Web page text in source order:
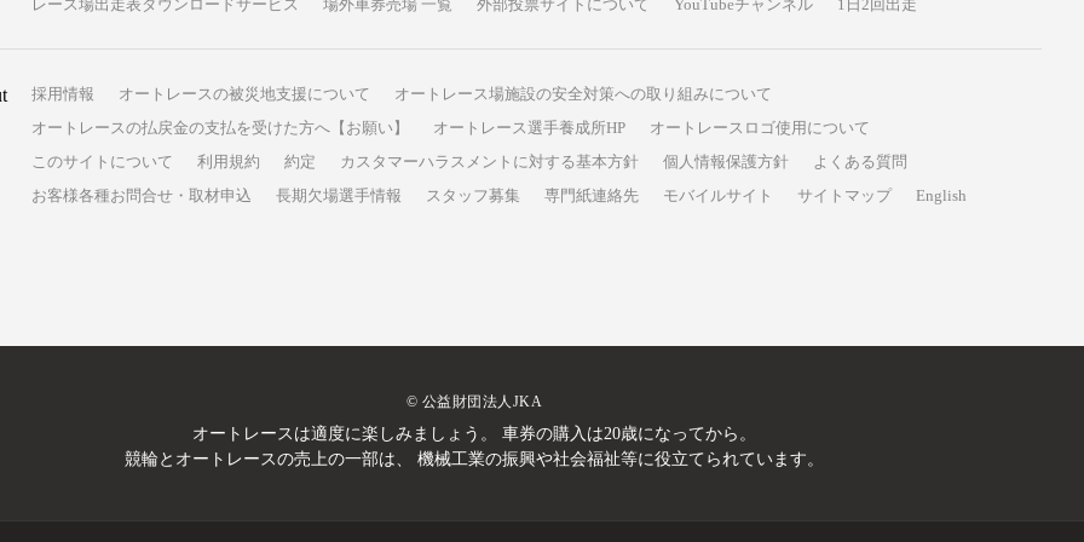
レース場出走表ダウンロードサービス 場外車券売場 一覧 外部投票サイトについて YouTubeチャンネル 1日2回出走
採用情報 オートレースの被災地支援について
オートレース場施設の安全対策への取り組みについて
オートレースの払戻金の支払を受けた方へ【お願い】
オートレース選手養成所HP
オートレースロゴ使用について
このサイトについて
利用規約 約定 カスタマーハラスメントに対する基本方針 個人情報保護方針
よくある質問
お客様各種お問合せ・取材申込
長期欠場選手情報 スタッフ募集 専門紙連絡先 モバイルサイト サイトマップ English
© 公益財団法人JKA
オートレースは適度に楽しみましょう。
車券の購入は20歳になってから。
競輪とオートレースの売上の一部は、
機械工業の振興や社会福祉等に役立てられています。